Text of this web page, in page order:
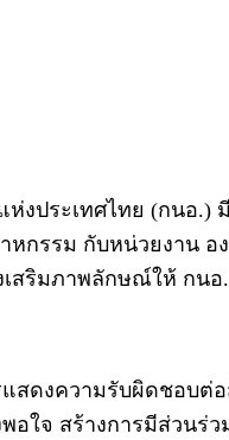
งประเทศไทย (กนอ.)
กรรม กับหน่วยงาน อ
สริมภาพลักษณ์ให้ กน
ดงความรับผิดชอบต่
อใจ สร้างการมีส่วน